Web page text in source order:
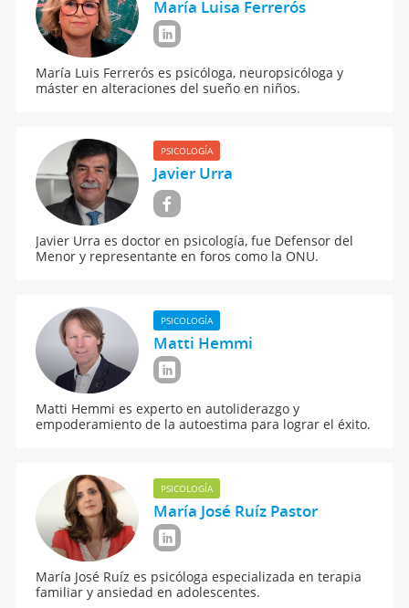
María Luisa Ferrerós
María Luis Ferrerós es psicóloga, neuropsicóloga y
máster en alteraciones del sueño en niños.
PSICOLOGÍA
Javier Urra
Javier Urra es doctor en psicología, fue Defensor del
Menor y representante en foros como la ONU.
PSICOLOGÍA
Matti Hemmi
Matti Hemmi es experto en autoliderazgo y
empoderamiento de la autoestima para lograr el éxito.
PSICOLOGÍA
María José Ruíz Pastor
María José Ruíz es psicóloga especializada en terapia
familiar y ansiedad en adolescentes.